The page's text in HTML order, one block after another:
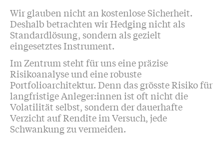
Wir glauben nicht an kostenlose Sicherheit.
Deshalb betrachten wir Hedging nicht als
Standardlösung, sondern als gezielt
eingesetztes Instrument.
Im Zentrum steht für uns eine präzise
Risikoanalyse und eine robuste
Portfolioarchitektur. Denn das grösste Risiko für
langfristige Anleger:innen ist oft nicht die
Volatilität selbst, sondern der dauerhafte
Verzicht auf Rendite im Versuch, jede
Schwankung zu vermeiden.